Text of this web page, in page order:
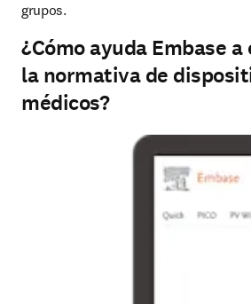
grupos.
¿Cómo ayuda Embase
la normativa de
médicos?